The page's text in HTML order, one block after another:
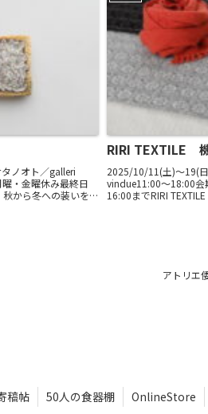
ノオト／galleri
・金曜休み最終日
から冬への装いを心
RIRI TEXTILE
2025/10/11(土)〜19(
vindue11:00～18:00会
16:00までRIRI
アトリエ
稿帖 50人の食器棚 OnlineStore